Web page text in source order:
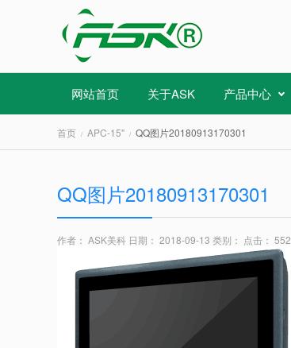
网站首页 关于ASK 产品中心
首页 APC-15" QQ图片20180913170301
QQ图片20180913170301
作者： ASK美科 日期： 2018-09-13 类别： 点击： 552